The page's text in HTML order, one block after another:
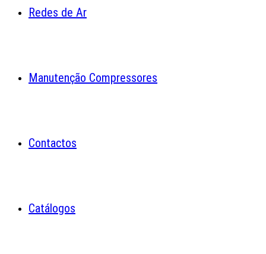
Redes de Ar
Manutenção Compressores
Contactos
Catálogos